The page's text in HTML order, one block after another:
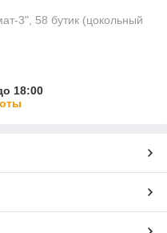
3", 58 бутик (цокольный
18:00